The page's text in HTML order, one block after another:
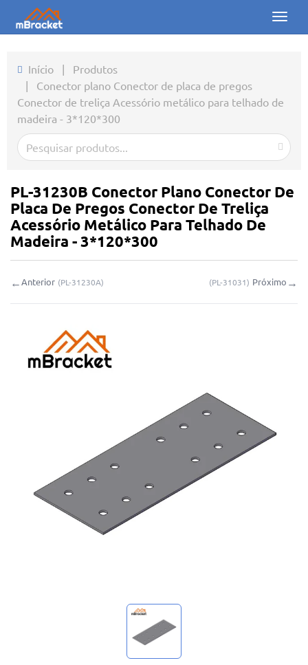
Toggle
Produtos
Notícias
Fotos
Sobre nós
Contato
Consulta online
🌐 Language▼
Início | Produtos
| Conector plano Conector de placa de pregos
Conector de treliça Acessório metálico para telhado de
madeira - 3*120*300
PL-31230B Conector Plano Conector De
Placa De Pregos Conector De Treliça
Acessório Metálico Para Telhado De
Madeira - 3*120*300
←Anterior (PL-31230A) (PL-31031) Próximo →